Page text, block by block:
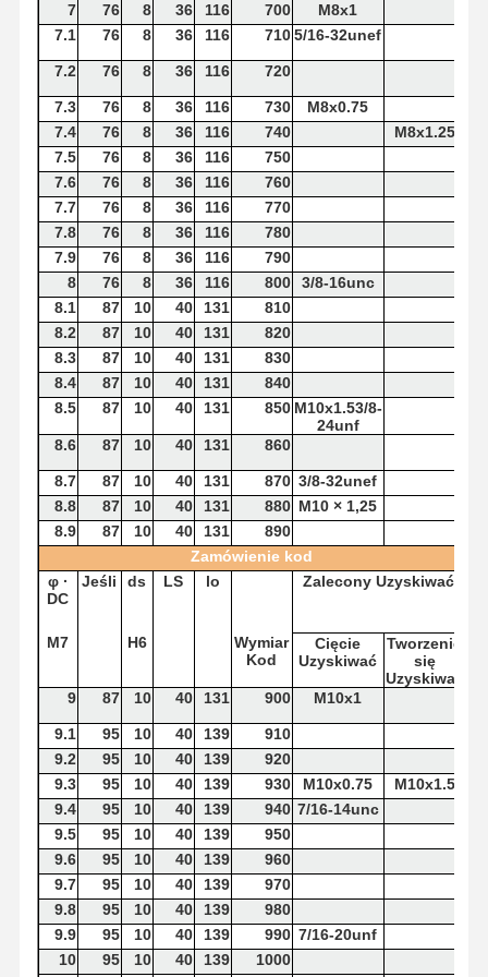
7 76 8 36 116 700
M8x1
7.1
76 8 36 116 710 5/16-32unef
7.2 76 8 36 116 720
7.3 76 8 36 116 730
M8x0.75
7.4
76 8 36 116 740
M8x1.25
7.5
76 8 36 116
750
7.6
76 8 36 116
760
7.7
76 8 36 116
770
7.8
76 8 36 116
780
7.9
76 8 36 116
790
8
76 8 36 116 800
3/8-16unc
8.1
87 10 40 131
810
8.2
87 10 40 131
820
8.3
87 10 40 131
830
8.4
87 10 40 131
840
8.5
87 10 40 131 850 M10x1.53/8-
24unf
8.6
87 10 40 131 860
8.7 87 10 40 131 870 3/8-32unef
8.8
87 10 40 131 880 M10 × 1,25
8.9
87 10 40 131
890
Zamówienie kod
φ ·
DC
Jeśli ds LS lo Zalecony Uzyskiwać
M7 H6
Wymiar
Kod
Cięcie
Uzyskiwać
Tworzenie
się
Uzyskiwać
9
87 10 40 131 900 M10x1
9.1 95 10 40 139
910
9.2
95 10 40 139
920
9.3
95 10 40 139 930 M10x0.75
M10x1.5
9.4
95 10 40 139 940 7/16-14unc
9.5
95 10 40 139
950
9.6
95 10 40 139
960
9.7
95 10 40 139
970
9.8
95 10 40 139
980
9.9
95 10 40 139 990 7/16-20unf
10
95 10 40 139
1000